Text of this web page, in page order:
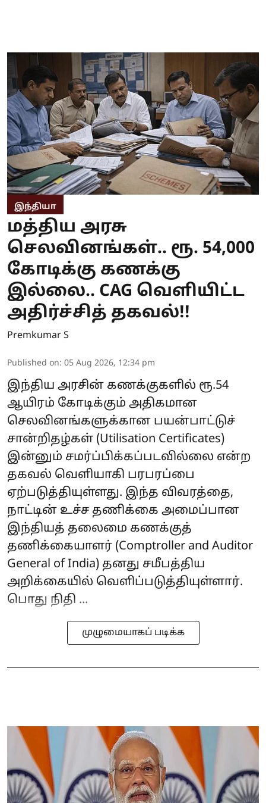
இந்தியா
மத்திய அரசு
செலவினங்கள்.. ரூ. 54,000
கோடிக்கு கணக்கு
இல்லை.. CAG வெளியிட்ட
அதிர்ச்சித் தகவல்!!
Premkumar S
Published on: 05 Aug 2026, 12:34 pm
இந்திய அரசின் கணக்குகளில் ரூ.54
ஆயிரம் கோடிக்கும் அதிகமான
செலவினங்களுக்கான பயன்பாட்டுச்
சான்றிதழ்கள் (Utilisation Certificates)
இன்னும் சமர்ப்பிக்கப்படவில்லை என்ற
தகவல் வெளியாகி பரபரப்பை
ஏற்படுத்தியுள்ளது. இந்த விவரத்தை,
நாட்டின் உச்ச தணிக்கை அமைப்பான
இந்தியத் தலைமை கணக்குத்
தணிக்கையாளர் (Comptroller and Auditor
General of India) தனது சமீபத்திய
அறிக்கையில் வெளிப்படுத்தியுள்ளார்.
பொது நிதி ...
முழுமையாகப் படிக்க